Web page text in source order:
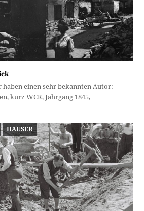
haben einen sehr bekannten Autor:
kurz WCR, Jahrgang 1845,…
HÄUSER